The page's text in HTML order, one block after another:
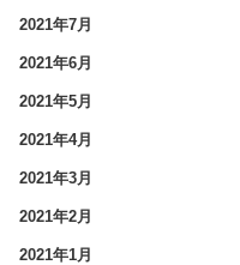
2021年7月
2021年6月
2021年5月
2021年4月
2021年3月
2021年2月
2021年1月